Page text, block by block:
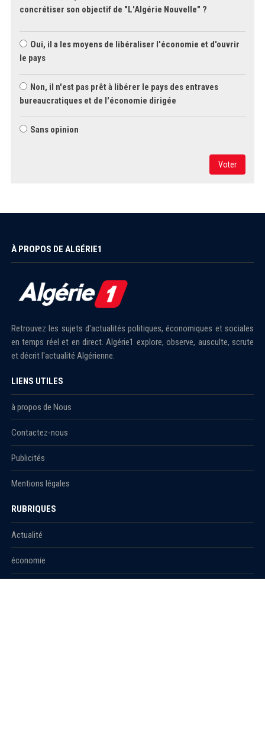
concrétiser son objectif de "L'Algérie Nouvelle" ?
Oui, il a les moyens de libéraliser l'économie et d'ouvrir
le pays
Non, il n'est pas prêt à libérer le pays des entraves
bureaucratiques et de l'économie dirigée
Sans opinion
Voter
À PROPOS DE ALGÉRIE1
Retrouvez les sujets d'actualités politiques, économiques et sociales
en temps réel et en direct. Algérie1 explore, observe, ausculte, scrute
et décrit l'actualité Algérienne.
LIENS UTILES
à propos de Nous
Contactez-nous
Publicités
Mentions légales
RUBRIQUES
Actualité
économie